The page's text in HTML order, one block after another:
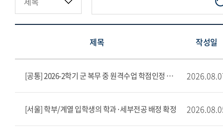
제목 작성일
[공통] 2026-2학기 군 복무 중 원격수업 학점인정 안내문
[서울] 학부/계열 입학생의 학과·세부전공 배정 확정